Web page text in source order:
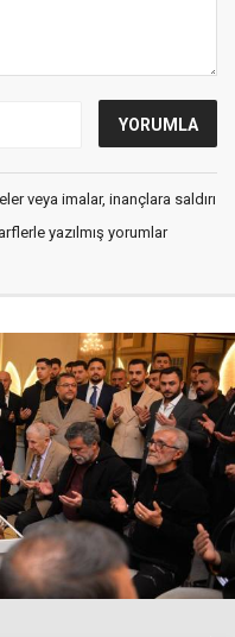
veya imalar, inançlara saldırı
yazılmış yorumlar